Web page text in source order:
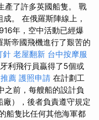
產了許多英國船隻。 戰
。 在俄羅斯陣線上，
年，空中活動已經爆
帝國飛機進行了艱苦的
針 老屋翻新 台中按摩服
利飛行員贏得了5個或
薦 護照申請 在計劃工
之前，每艘船的設計負
），後者負責遵守規定
船隻比任何其他海軍都